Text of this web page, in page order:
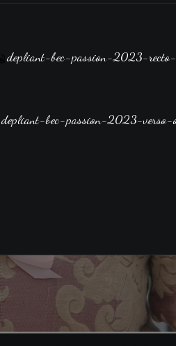
depliant-bec-passion-2023-
depliant-bec-passion-2023-verso-